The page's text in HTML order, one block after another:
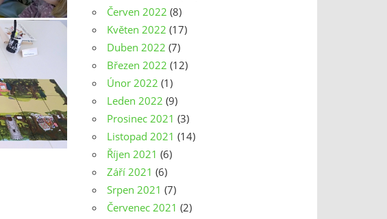
Červen 2022 (8)
Květen 2022 (17)
Duben 2022 (7)
Březen 2022 (12)
Únor 2022 (1)
Leden 2022 (9)
Prosinec 2021 (3)
Listopad 2021 (14)
Říjen 2021 (6)
Září 2021 (6)
Srpen 2021 (7)
Červenec 2021 (2)